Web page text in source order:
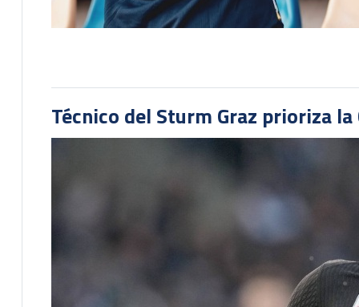
Técnico del Sturm Graz prioriza